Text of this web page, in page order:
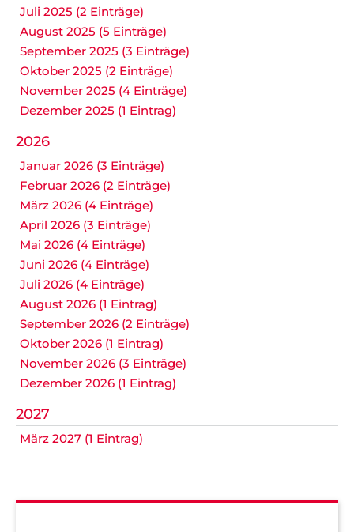
Juli 2025 (2 Einträge)
August 2025 (5 Einträge)
September 2025 (3 Einträge)
Oktober 2025 (2 Einträge)
November 2025 (4 Einträge)
Dezember 2025 (1 Eintrag)
2026
Januar 2026 (3 Einträge)
Februar 2026 (2 Einträge)
März 2026 (4 Einträge)
April 2026 (3 Einträge)
Mai 2026 (4 Einträge)
Juni 2026 (4 Einträge)
Juli 2026 (4 Einträge)
August 2026 (1 Eintrag)
September 2026 (2 Einträge)
Oktober 2026 (1 Eintrag)
November 2026 (3 Einträge)
Dezember 2026 (1 Eintrag)
2027
März 2027 (1 Eintrag)